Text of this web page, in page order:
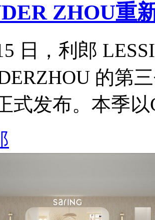
ZHOU重
日，利郎
的第
式发布。本季以